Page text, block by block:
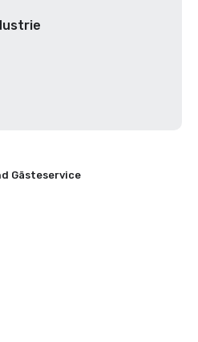
Gästeservice